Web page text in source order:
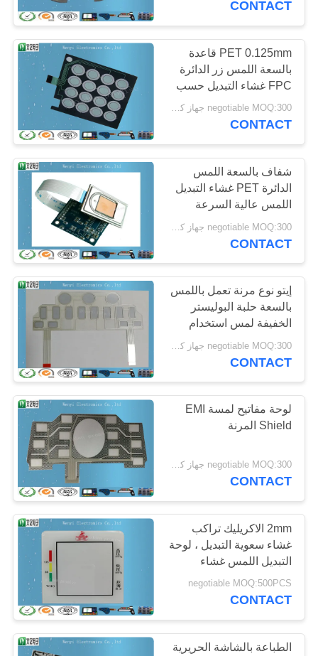
CONTACT
PET 0.125mm قاعدة
بالسعة اللمس زر الدائرة
FPC غشاء التبديل حسب
الطلب
negotiable MOQ:300 جهاز كمبيوتر شخصى / النظام
CONTACT
شفاف بالسعة اللمس
الدائرة PET غشاء التبديل
اللمس عالية السرعة
negotiable MOQ:300 جهاز كمبيوتر شخصى / النظام
CONTACT
إيتو نوع مرنة تعمل باللمس
بالسعة حلبة البوليستر
الخفيفة لمس استخدام
لوحة
negotiable MOQ:300 جهاز كمبيوتر شخصى / النظام
CONTACT
لوحة مفاتيح لمسة EMI
Shield المرنة
negotiable MOQ:300 جهاز كمبيوتر شخصى / النظام
CONTACT
2mm الاكريليك تراكب
غشاء سعوية التبديل ، لوحة
التبديل اللمس غشاء
negotiable MOQ:500PCS
CONTACT
الطباعة بالشاشة الحريرية